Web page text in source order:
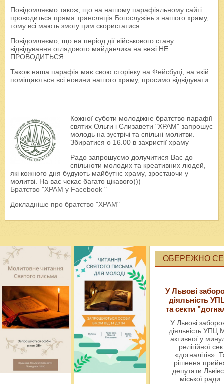
Повідомляємо також, що на нашому парафіяльному сайті
проводиться пряма трансляція Богослужінь з нашого храму,
тому всі мають змогу цим скористатися.
Повідомляємо, що на період дії військового стану
відвідування оглядового майданчика на вежі НЕ
ПРОВОДИТЬСЯ.
Також наша парафія має свою сторінку на Фейсбуці, на якій
поміщаються всі новини нашого храму, просимо відвідувати.
Кожної суботи молодіжне братство парафії
святих Ольги і Єлизавети "ХРАМ" запрошує
молодь на зустрічі та спільні молитви.
Збиратися о 16.00 в захристії храму
Радо запрошуємо долучитися Вас до
спільноти молодих та креативних людей,
які кожного дня будують майбутнє храму, зростаючи у
молитві. На вас чекає багато цікавого)))
Братство "ХРАМ у Facebook "
Докладніше про братство "ХРАМ"
ОБЕРЕЖНО
У Львові
діяльність
та секти
У Львові
діяльність УПЦ
активної у
релігійної
«догналітів».
рішення
депутати
міської ради